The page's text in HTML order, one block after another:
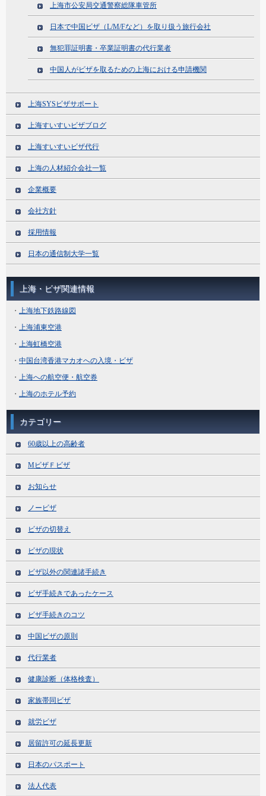
上海市公安局交通警察総隊車管所
日本で中国ビザ（L/M/Fなど）を取り扱う旅行会社
無犯罪証明書・卒業証明書の代行業者
中国人がビザを取るための上海における申請機関
上海SYSビザサポート
上海すいすいビザブログ
上海すいすいビザ代行
上海の人材紹介会社一覧
企業概要
会社方針
採用情報
日本の通信制大学一覧
上海・ビザ関連情報
・ 上海地下鉄路線図
・ 上海浦東空港
・ 上海虹橋空港
・ 中国台湾香港マカオへの入境・ビザ
・ 上海への航空便・航空券
・ 上海のホテル予約
カテゴリー
60歳以上の高齢者
MビザＦビザ
お知らせ
ノービザ
ビザの切替え
ビザの現状
ビザ以外の関連諸手続き
ビザ手続きであったケース
ビザ手続きのコツ
中国ビザの原則
代行業者
健康診断（体格検査）
家族帯同ビザ
就労ビザ
居留許可の延長更新
日本のパスポート
法人代表